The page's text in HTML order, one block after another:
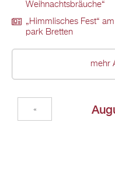
Weih­nachts­bräu­che“
„Himm­li­sches Fest“
park Brett­en
mehr
«